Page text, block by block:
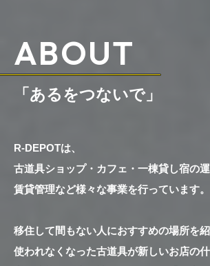
ABOUT
「あるをつないで」
R-DEPOTは、
古道具ショップ・カフェ・一棟貸し宿の
賃貸管理など様々な事業を行っています。
移住して間もない人におすすめの場所を紹
使われなくなった古道具が新しいお店の